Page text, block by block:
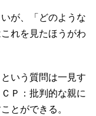
が、「どのような
れを見たほうがわ
いう質問は一見す
Ｐ：批判的な親に
とができる。